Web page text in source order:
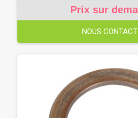
Prix sur
NOUS